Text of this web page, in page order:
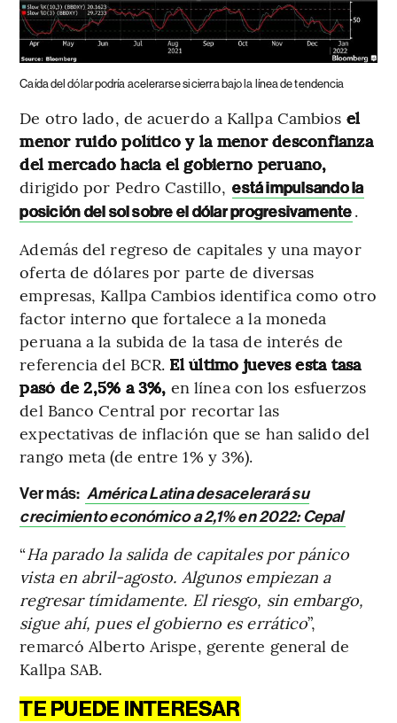
Caída del dólar podría acelerarse si cierra bajo la línea de tendencia
De otro lado, de acuerdo a Kallpa Cambios el
menor ruido político y la menor desconfianza
del mercado hacia el gobierno peruano,
dirigido por Pedro Castillo, está impulsando la
posición del sol sobre el dólar progresivamente.
Además del regreso de capitales y una mayor
oferta de dólares por parte de diversas
empresas, Kallpa Cambios identifica como otro
factor interno que fortalece a la moneda
peruana a la subida de la tasa de interés de
referencia del BCR. El último jueves esta tasa
pasó de 2,5% a 3%, en línea con los esfuerzos
del Banco Central por recortar las
expectativas de inflación que se han salido del
rango meta (de entre 1% y 3%).
Ver más: América Latina desacelerará su
crecimiento económico a 2,1% en 2022: Cepal
“Ha parado la salida de capitales por pánico
vista en abril-agosto. Algunos empiezan a
regresar tímidamente. El riesgo, sin embargo,
sigue ahí, pues el gobierno es errático”,
remarcó Alberto Arispe, gerente general de
Kallpa SAB.
TE PUEDE INTERESAR